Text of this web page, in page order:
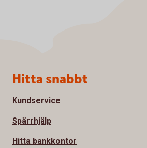
Sidfot
Hitta snabbt
Kundservice
Spärrhjälp
Hitta bankkontor